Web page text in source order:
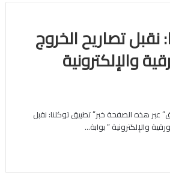
نقبل تصاريح الخروج
والإلكترونية
عبر هذه الصفحة خبر” تطبيق توكلنا: نقبل
والإلكترونية ” بوابة…